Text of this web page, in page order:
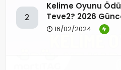
2
Kelime Oyunu
Teve2? 2026
16/02/2024